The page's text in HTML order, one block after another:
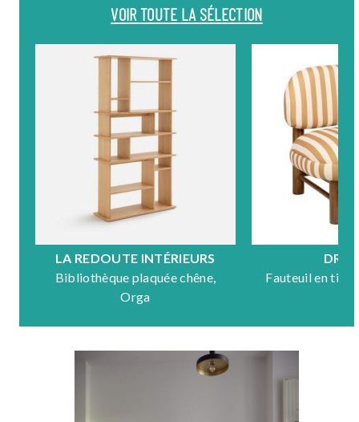
VOIR TOUTE LA SÉLECTION
LA REDOUTE INTÉRIEURS
Bibliothèque plaquée chêne,
Orga
Fauteuil en